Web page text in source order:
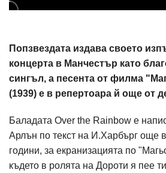
Попзвездата издава своето
концерта в Манчестър като
сингъл, а песента от филма
(1939) е в репертоара й още от
Баладата Over the Rainbow е
Арлън по текст на И.Харбърг още
години, за екранизацията по
където в ролята на Дороти я пее